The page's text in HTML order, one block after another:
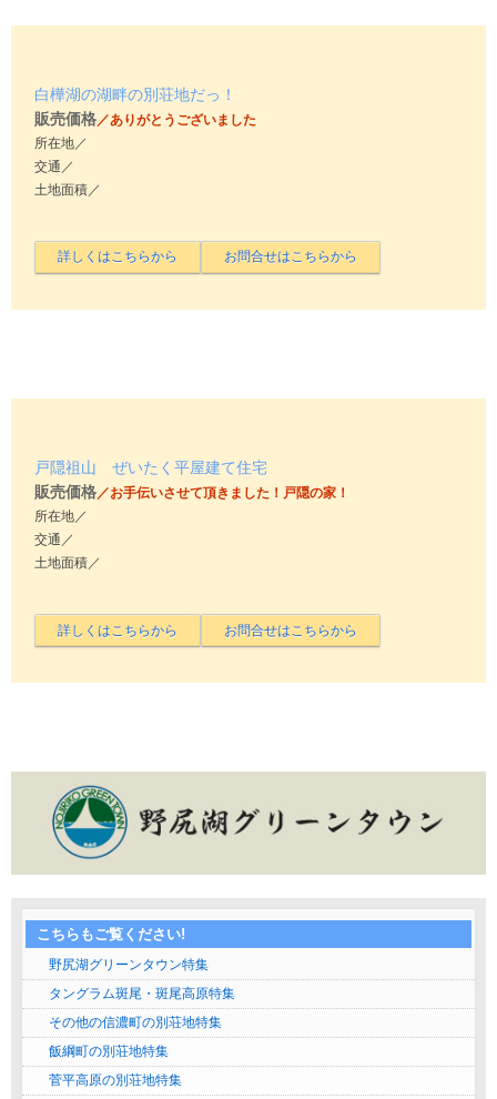
白樺湖の湖畔の別荘地だっ！
販売価格 ／ありがとうございました
所在地／
交通／
土地面積／
戸隠祖山 ぜいたく平屋建て住宅
販売価格／お手伝いさせて頂きました！戸隠の家！
所在地／
交通／
土地面積／
こちらもご覧ください!
野尻湖グリーンタウン特集
タングラム斑尾・斑尾高原特集
その他の信濃町の別荘地特集
飯綱町の別荘地特集
菅平高原の別荘地特集